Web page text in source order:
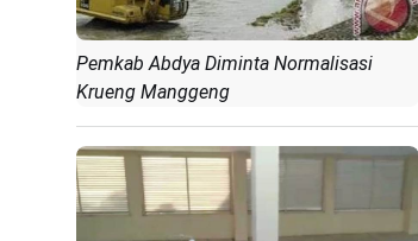
Pemkab Abdya Diminta Normalisasi
Krueng Manggeng